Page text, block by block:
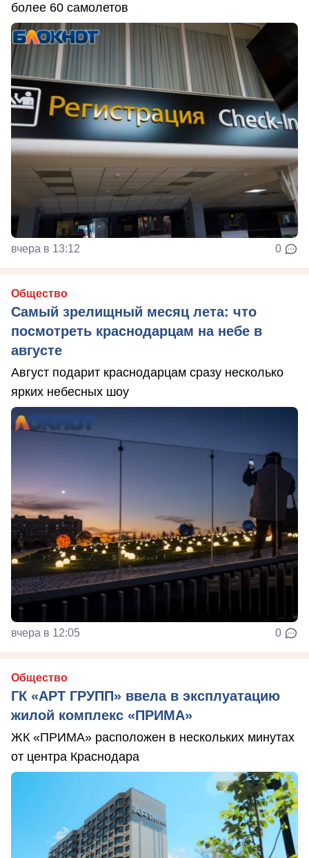
более 60 самолетов
вчера в 13:12 0
Общество
Самый зрелищный месяц лета: что
посмотреть краснодарцам на небе в
августе
Август подарит краснодарцам сразу несколько
ярких небесных шоу
вчера в 12:05 0
Общество
ГК «АРТ ГРУПП» ввела в эксплуатацию
жилой комплекс «ПРИМА»
ЖК «ПРИМА» расположен в нескольких минутах
от центра Краснодара